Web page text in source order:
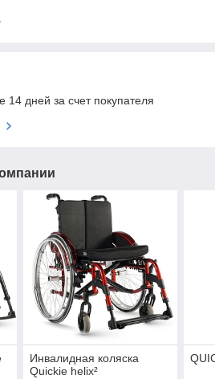
14 дней за счет покупателя
Инвалидная коляска
Quickie helix²